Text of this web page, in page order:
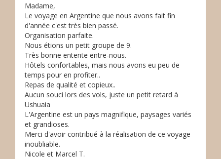
Madame,
Le voyage en Argentine que nous avons fait fin
d'année c'est très bien passé.
Organisation parfaite.
Nous étions un petit groupe de 9.
Très bonne entente entre-nous.
Hôtels confortables, mais nous avons eu peu de
temps pour en profiter..
Repas de qualité et copieux..
Aucun souci lors des vols, juste un petit retard à
Ushuaia
L'Argentine est un pays magnifique, paysages variés
et grandioses.
Merci d'avoir contribué à la réalisation de ce voyage
inoubliable.
Nicole et Marcel T.